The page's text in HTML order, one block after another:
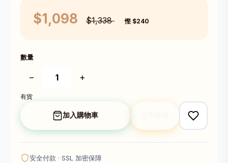
$1,098 $1,338 慳 $240
數量
− +
有貨
加入購物車
安全付款 · SSL 加密保障